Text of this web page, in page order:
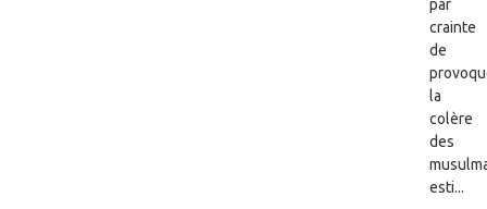
par
crainte
de
la
colère
des
esti...